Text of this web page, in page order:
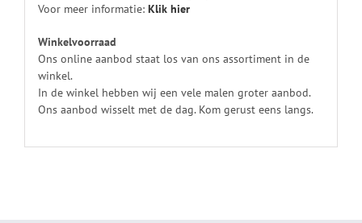
Voor meer informatie: Klik hier
Winkelvoorraad
Ons online aanbod staat los van ons assortiment in de
winkel.
In de winkel hebben wij een vele malen groter aanbod.
Ons aanbod wisselt met de dag. Kom gerust eens langs.